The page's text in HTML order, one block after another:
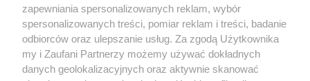
O FIRMIE POLITYKA PRYWATNOŚCI HOSTING
REKLAMA WSPÓŁPRACA RSS FACEBOOK KONTAKT
Nasze serwisy
zapewniania spersonalizowanych reklam, wybór
spersonalizowanych treści, pomiar reklam i treści, badanie
odbiorców oraz ulepszanie usług. Za zgodą Użytkownika
my i Zaufani Partnerzy możemy używać dokładnych
danych geolokalizacyjnych oraz aktywnie skanować